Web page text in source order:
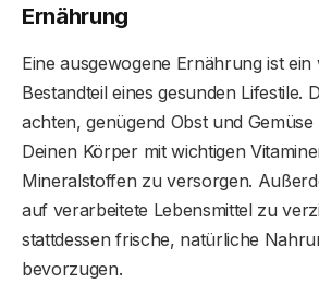
Ernährung
Eine ausgewogene Ernährung ist ein
Bestandteil eines gesunden Lifestile.
achten, genügend Obst und
Deinen Körper mit wichtigen
Mineralstoffen zu versorgen.
auf verarbeitete Lebensmittel zu
stattdessen frische, natürliche
bevorzugen.